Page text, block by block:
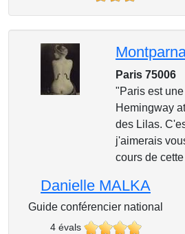
Paris 75006
"Paris est
Hemingway
des Lilas.
j'aimerais
cours de cette
Danielle MALKA
Guide conférencier national
4 évals